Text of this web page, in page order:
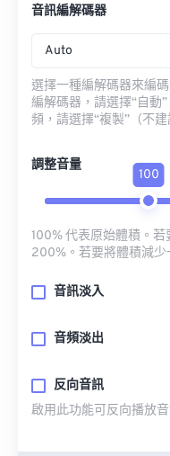
音訊編解碼器
Auto
選擇一種編解碼器來編
編解碼器，請選擇“自動
頻，請選擇“複製”（不建
調整音量
100
100% 代表原始體積。
200%。若要將體積減少
音訊淡入
音頻淡出
反向音訊
啟用此功能可反向播放